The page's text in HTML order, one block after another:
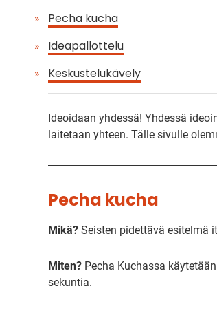
Pecha kucha
Ideapallottelu
Keskustelukävely
Ideoidaan yhdessä! Yhdessä
laitetaan yhteen. Tälle sivulle
Pecha kucha
Mikä?Seisten pidettävä esitelmä
Miten?Pecha Kuchassa
sekuntia.